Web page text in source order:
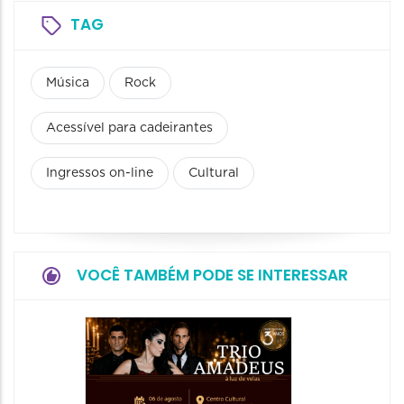
TAG
Música Rock
Acessível para cadeirantes
Ingressos on-line Cultural
VOCÊ TAMBÉM PODE SE INTERESSAR